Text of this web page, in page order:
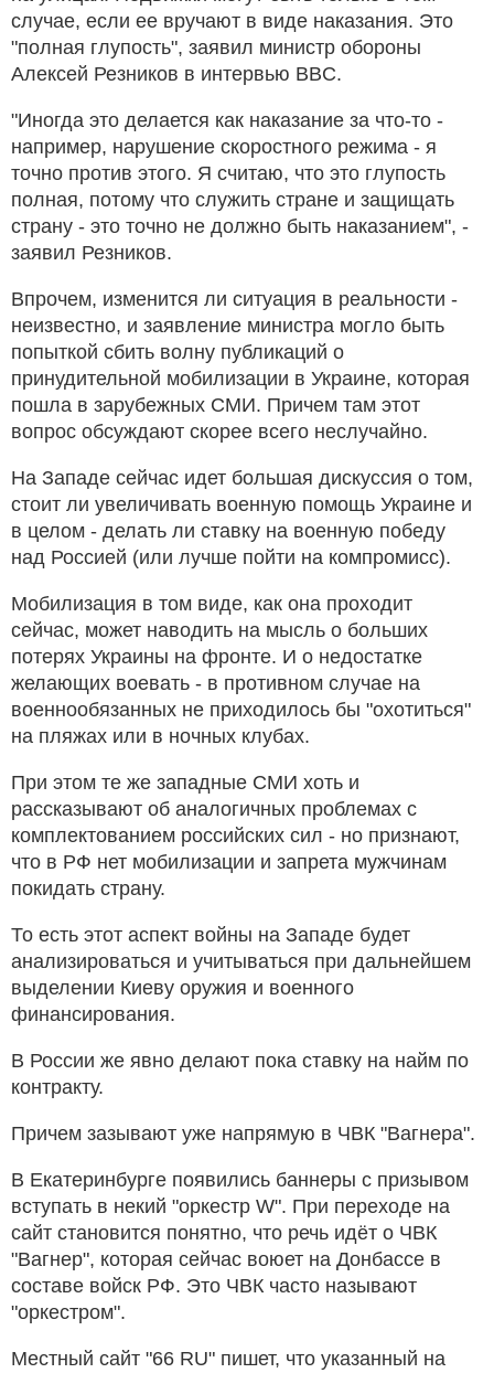
случае, если ее вручают в виде наказания. Это
"полная глупость", заявил министр обороны
Алексей Резников в интервью BBC.
"Иногда это делается как наказание за что-то -
например, нарушение скоростного режима - я
точно против этого. Я считаю, что это глупость
полная, потому что служить стране и защищать
страну - это точно не должно быть наказанием", -
заявил Резников.
Впрочем, изменится ли ситуация в реальности -
неизвестно, и заявление министра могло быть
попыткой сбить волну публикаций о
принудительной мобилизации в Украине, которая
пошла в зарубежных СМИ. Причем там этот
вопрос обсуждают скорее всего неслучайно.
На Западе сейчас идет большая дискуссия о том,
стоит ли увеличивать военную помощь Украине и
в целом - делать ли ставку на военную победу
над Россией (или лучше пойти на компромисс).
Мобилизация в том виде, как она проходит
сейчас, может наводить на мысль о больших
потерях Украины на фронте. И о недостатке
желающих воевать - в противном случае на
военнообязанных не приходилось бы "охотиться"
на пляжах или в ночных клубах.
При этом те же западные СМИ хоть и
рассказывают об аналогичных проблемах с
комплектованием российских сил - но признают,
что в РФ нет мобилизации и запрета мужчинам
покидать страну.
То есть этот аспект войны на Западе будет
анализироваться и учитываться при дальнейшем
выделении Киеву оружия и военного
финансирования.
В России же явно делают пока ставку на найм по
контракту.
Причем зазывают уже напрямую в ЧВК "Вагнера".
В Екатеринбурге появились баннеры с призывом
вступать в некий "оркестр W". При переходе на
сайт становится понятно, что речь идёт о ЧВК
"Вагнер", которая сейчас воюет на Донбассе в
составе войск РФ. Это ЧВК часто называют
"оркестром".
Местный сайт "66 RU" пишет, что указанный на